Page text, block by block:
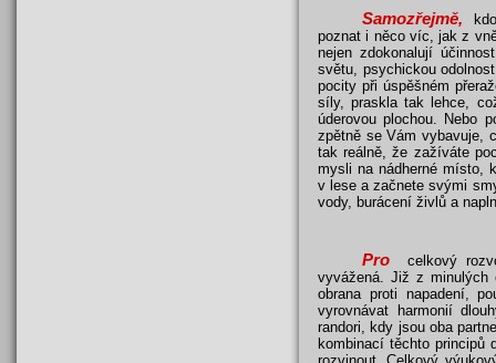
Samozřejmě,
poznat i něco víc, jak z
nejen zdokonalují
světu, psychickou
pocity při úspěšném
síly, praskla tak lehce,
úderovou plochou. Nebo
zpětně se Vám vybavuje,
tak reálně, že zažíváte
mysli na nádherné místo,
v lese a začnete svými
vody, burácení živlů a
Pro celkový
vyvážená. Již z minulých
obrana proti napadení,
vyrovnávat harmonií
randori, kdy jsou oba
kombinací těchto principů